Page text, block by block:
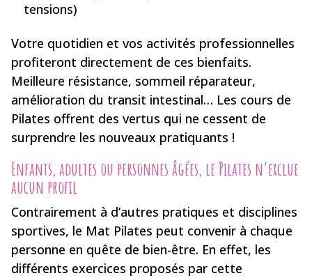
tensions)
Votre quotidien et vos activités professionnelles
profiteront directement de ces bienfaits.
Meilleure résistance, sommeil réparateur,
amélioration du transit intestinal… Les cours de
Pilates offrent des vertus qui ne cessent de
surprendre les nouveaux pratiquants !
Enfants, adultes ou personnes âgées, le Pilates n’exclue
aucun profil
Contrairement à d’autres pratiques et disciplines
sportives, le Mat Pilates peut convenir à chaque
personne en quête de bien-être. En effet, les
différents exercices proposés par cette